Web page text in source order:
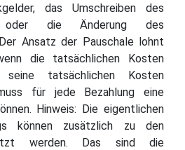
das Umschreiben des
oder die Änderung des
Ansatz der Pauschale lohnt
die tatsächlichen Kosten
seine tatsächlichen Kosten
für jede Bezahlung eine
Hinweis: Die eigentlichen
können zusätzlich zu den
werden. Das sind die